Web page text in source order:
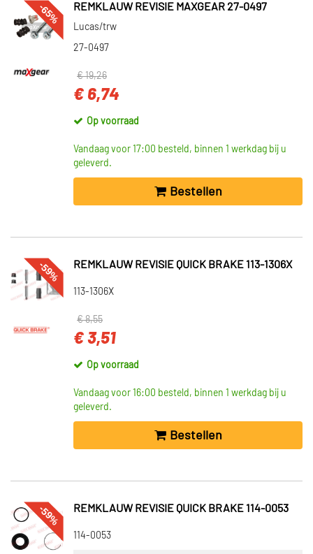
-65% REMKLAUW REVISIE MAXGEAR 27-0497
Lucas/trw
27-0497
€ 19,26
€ 6,74
Op voorraad
Vandaag voor 17:00 besteld, binnen 1 werkdag bij u
geleverd.
Bestellen
-59% REMKLAUW REVISIE QUICK BRAKE 113-1306X
113-1306X
€ 8,55
€ 3,51
Op voorraad
Vandaag voor 16:00 besteld, binnen 1 werkdag bij u
geleverd.
Bestellen
-59% REMKLAUW REVISIE QUICK BRAKE 114-0053
114-0053